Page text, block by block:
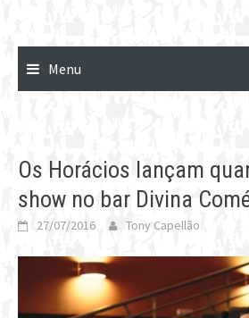
Menu
Os Horácios lançam
show no bar Divina
27/07/2016 Tony Capellão